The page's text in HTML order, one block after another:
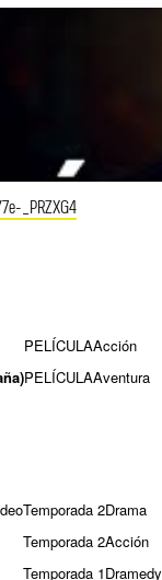
_PRZXG4
PELÍCULAAcción
PELÍCULAAventura
Temporada 2Drama
Temporada 2Acción
Temporada 1Dramedy